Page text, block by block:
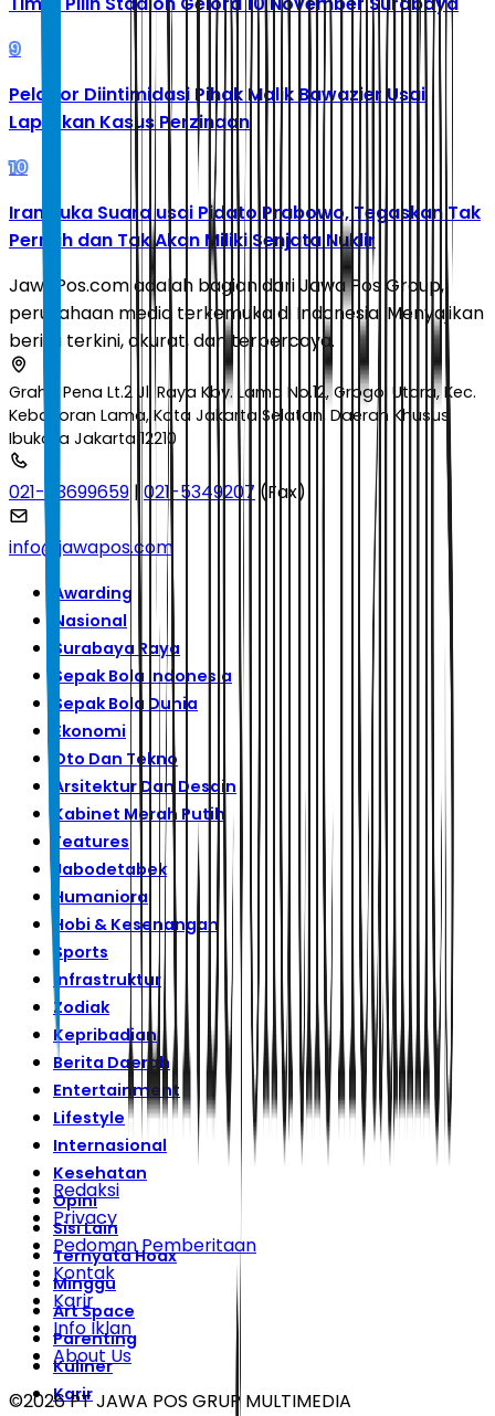
9
Pelapor Diintimidasi Pihak Malik Bawazier Usai
Laporkan Kasus Perzinaan
10
Iran Buka Suara usai Pidato Prabowo, Tegaskan Tak
Pernah dan Tak Akan Miliki Senjata Nuklir
JawaPos.com adalah bagian dari Jawa Pos Group,
perusahaan media terkemuka di Indonesia. Menyajikan
berita terkini, akurat, dan terpercaya.
Graha Pena Lt.2 Jl. Raya Kby. Lama No.12, Grogol Utara, Kec.
Kebayoran Lama, Kota Jakarta Selatan, Daerah Khusus
Ibukota Jakarta 12210
021-53699659 | 021-5349207 (Fax)
info@jawapos.com
Awarding
Nasional
Surabaya Raya
Sepak Bola Indonesia
Sepak Bola Dunia
Ekonomi
Oto Dan Tekno
Arsitektur Dan Desain
Kabinet Merah Putih
Features
Jabodetabek
Humaniora
Hobi & Kesenangan
Sports
Infrastruktur
Zodiak
Kepribadian
Berita Daerah
Entertainment
Lifestyle
Internasional
Kesehatan
Opini
Sisi Lain
Ternyata Hoax
Minggu
Art Space
Parenting
Kuliner
Karir
Redaksi
Privacy
Pedoman Pemberitaan
Kontak
Karir
Info Iklan
About Us
©2026PT JAWA POS GRUP MULTIMEDIA